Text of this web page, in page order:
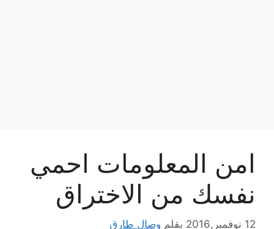
امن المعلومات احمي
نفسك من الاختراق
12 نوفمبر,2016 بقلم وصال طارق